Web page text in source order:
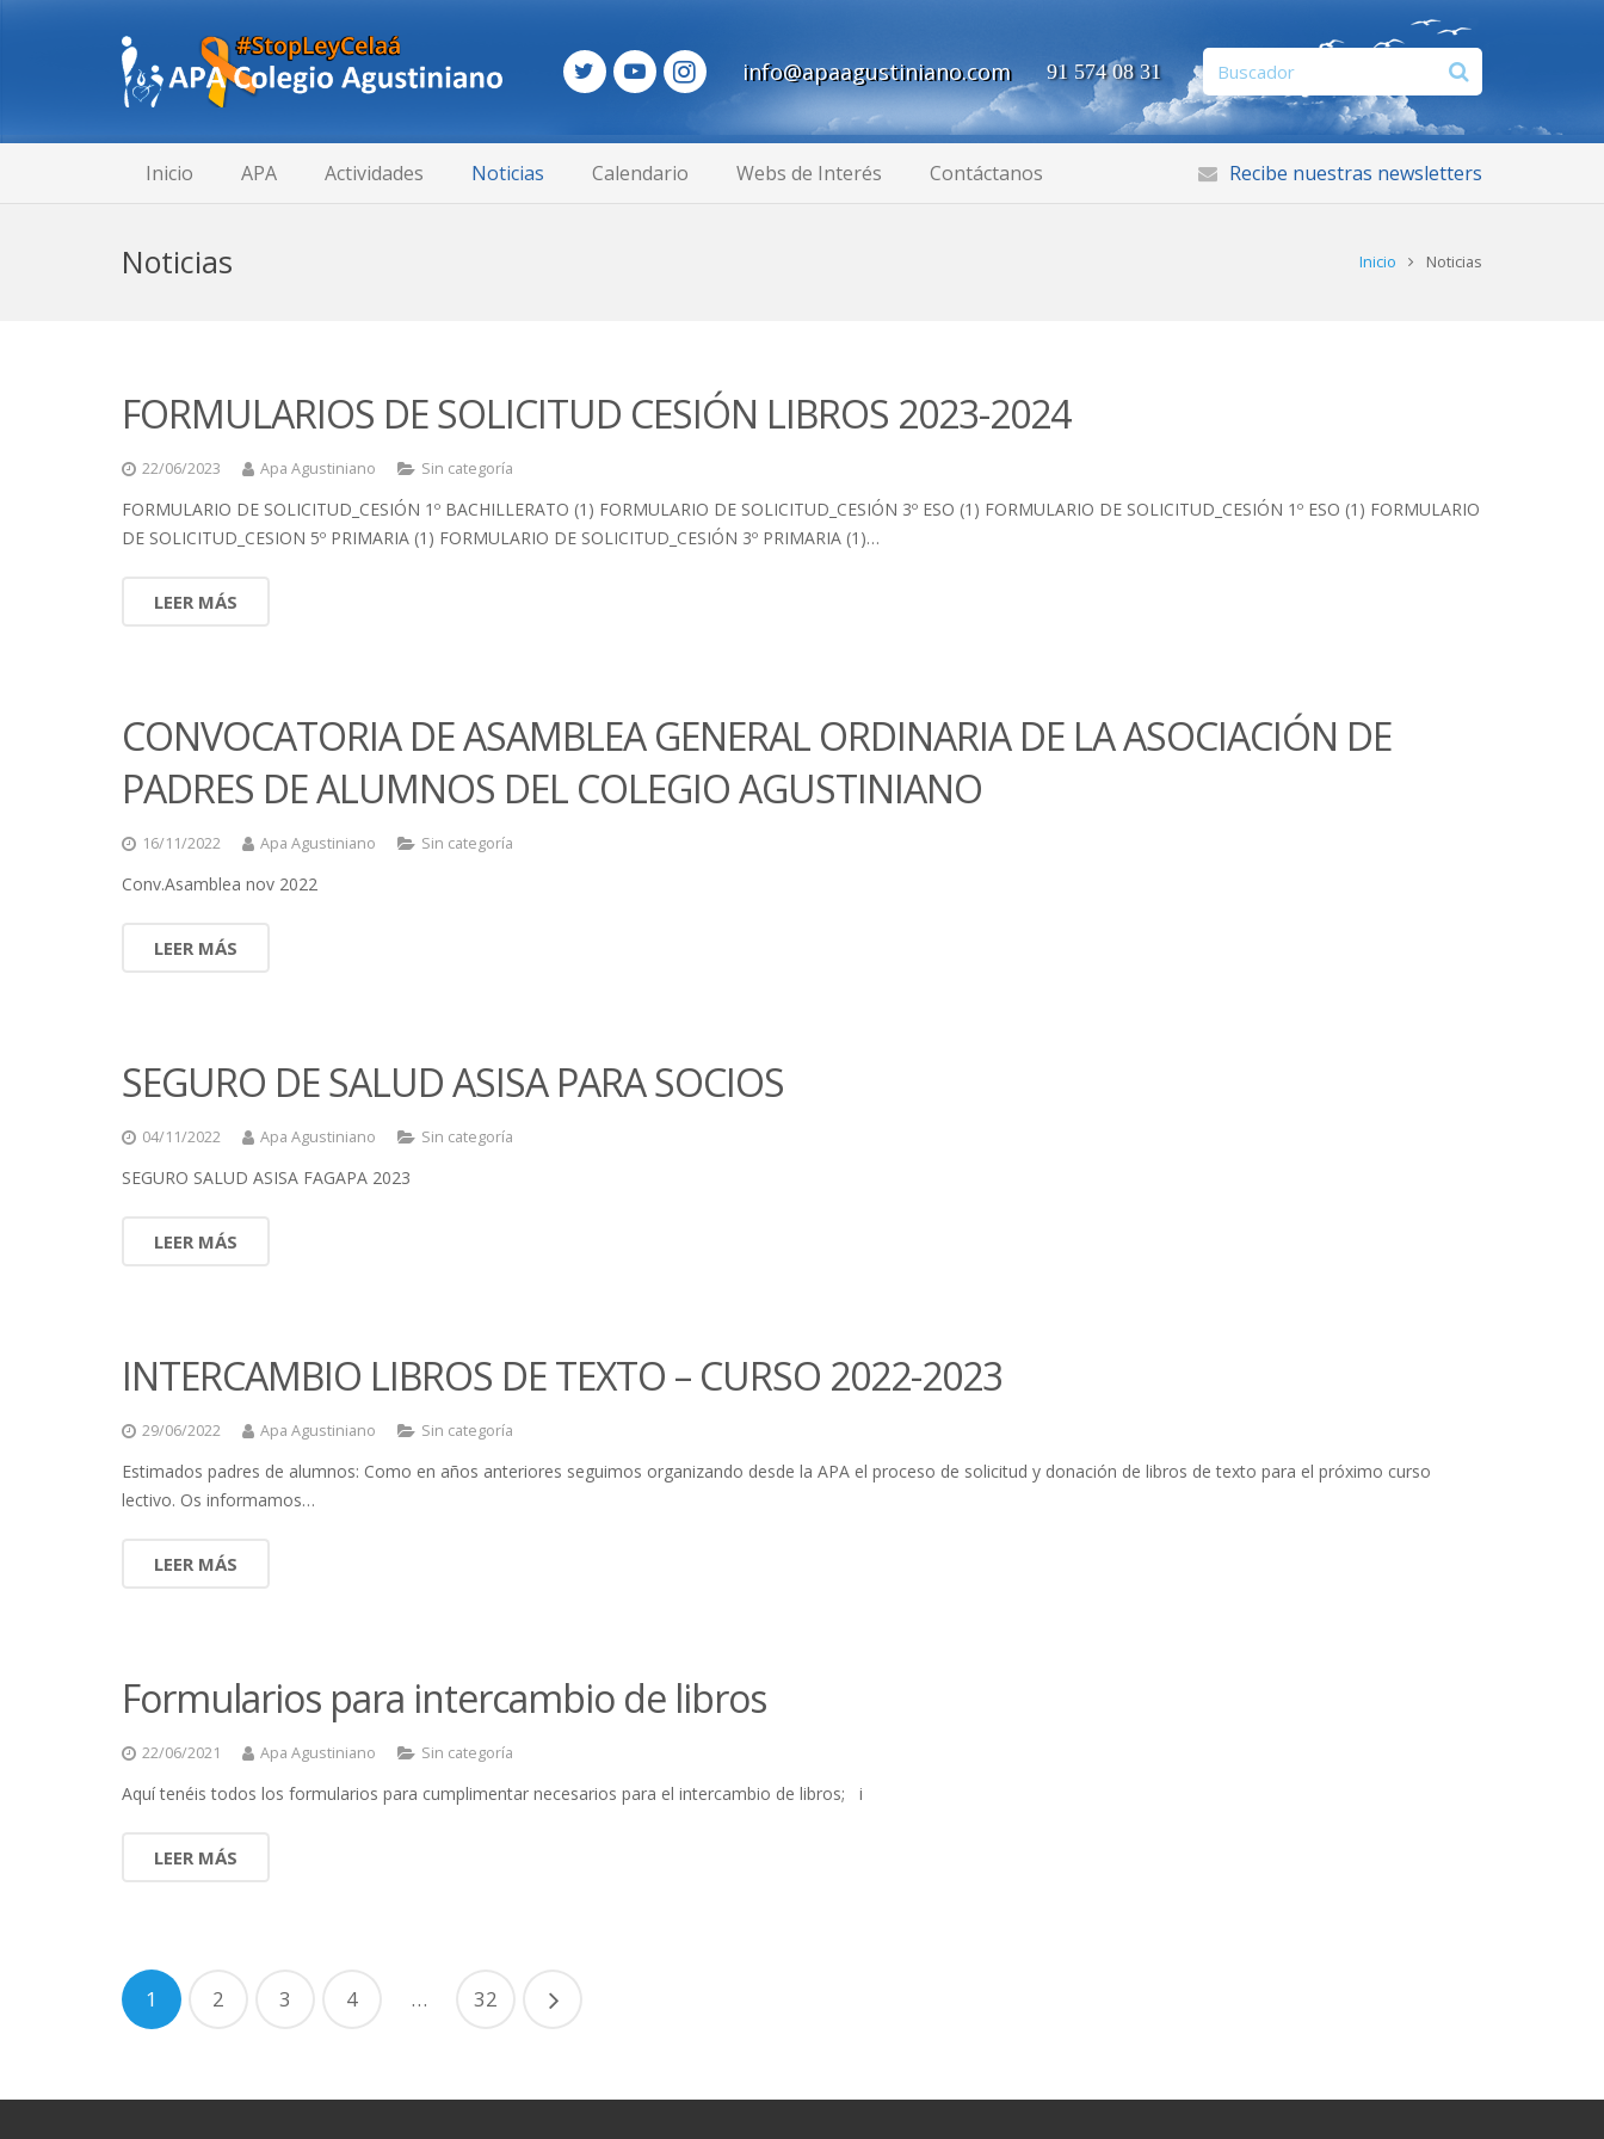
info@apaagustiniano.com 91 574 08 31
Inicio APA Actividades Noticias Calendario Webs de Interés Contáctanos Recibe nuestras newsletters
Noticias Inicio Noticias
FORMULARIOS DE SOLICITUD CESIÓN LIBROS 2023-2024
22/06/2023 Apa Agustiniano Sin categoría
FORMULARIO DE SOLICITUD_CESIÓN 1º BACHILLERATO (1) FORMULARIO DE SOLICITUD_CESIÓN 3º ESO (1) FORMULARIO DE SOLICITUD_CESIÓN 1º ESO (1) FORMULARIO
DE SOLICITUD_CESION 5º PRIMARIA (1) FORMULARIO DE SOLICITUD_CESIÓN 3º PRIMARIA (1)…
LEER MÁS
CONVOCATORIA DE ASAMBLEA GENERAL ORDINARIA DE LA ASOCIACIÓN DE
PADRES DE ALUMNOS DEL COLEGIO AGUSTINIANO
16/11/2022 Apa Agustiniano Sin categoría
Conv.Asamblea nov 2022
LEER MÁS
SEGURO DE SALUD ASISA PARA SOCIOS
04/11/2022 Apa Agustiniano Sin categoría
SEGURO SALUD ASISA FAGAPA 2023
LEER MÁS
INTERCAMBIO LIBROS DE TEXTO – CURSO 2022-2023
29/06/2022 Apa Agustiniano Sin categoría
Estimados padres de alumnos: Como en años anteriores seguimos organizando desde la APA el proceso de solicitud y donación de libros de texto para el próximo curso
lectivo. Os informamos…
LEER MÁS
Formularios para intercambio de libros
22/06/2021 Apa Agustiniano Sin categoría
Aquí tenéis todos los formularios para cumplimentar necesarios para el intercambio de libros; i
LEER MÁS
1 2 3 4 … 32